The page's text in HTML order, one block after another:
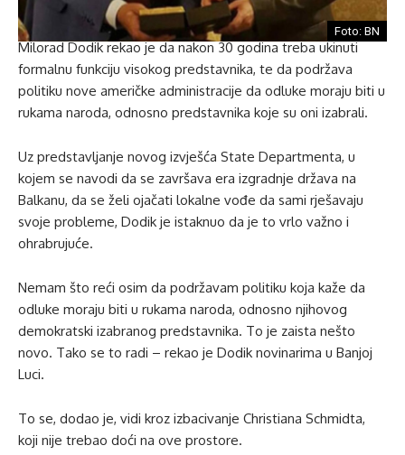
Foto: BN
Milorad Dodik rekao je da nakon 30 godina treba ukinuti
formalnu funkciju visokog predstavnika, te da podržava
politiku nove američke administracije da odluke moraju biti u
rukama naroda, odnosno predstavnika koje su oni izabrali.
Uz predstavljanje novog izvješća State Departmenta, u
kojem se navodi da se završava era izgradnje država na
Balkanu, da se želi ojačati lokalne vođe da sami rješavaju
svoje probleme, Dodik je istaknuo da je to vrlo važno i
ohrabrujuće.
Nemam što reći osim da podržavam politiku koja kaže da
odluke moraju biti u rukama naroda, odnosno njihovog
demokratski izabranog predstavnika. To je zaista nešto
novo. Tako se to radi – rekao je Dodik novinarima u Banjoj
Luci.
To se, dodao je, vidi kroz izbacivanje Christiana Schmidta,
koji nije trebao doći na ove prostore.